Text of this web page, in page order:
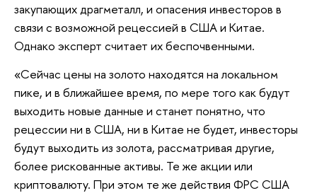
закупающих драгметалл, и опасения инвесторов в
связи с возможной рецессией в США и Китае.
Однако эксперт считает их беспочвенными.
«Сейчас цены на золото находятся на локальном
пике, и в ближайшее время, по мере того как будут
выходить новые данные и станет понятно, что
рецессии ни в США, ни в Китае не будет, инвесторы
будут выходить из золота, рассматривая другие,
более рискованные активы. Те же акции или
криптовалюту. При этом те же действия ФРС США